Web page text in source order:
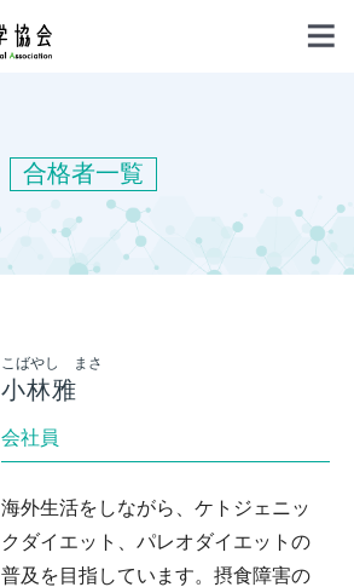
合格者一覧
こばやし まさ
小林雅
会社員
海外生活をしながら、ケトジェニッ
クダイエット、パレオダイエットの
普及を目指しています。摂食障害の